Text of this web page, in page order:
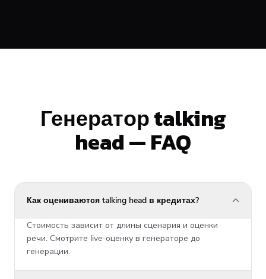
Генератор talking
head — FAQ
Как оцениваются talking head в кредитах?
Стоимость зависит от длины сценария и оценки
речи. Смотрите live-оценку в генераторе до
генерации.